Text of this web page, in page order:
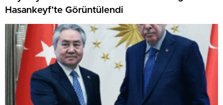
Hasankeyf’te Görüntülendi